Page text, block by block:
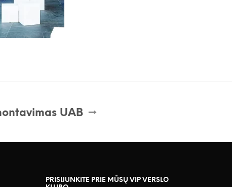
UAB
PRISIJUNKITE PRIE MŪSŲ VIP VERSLO